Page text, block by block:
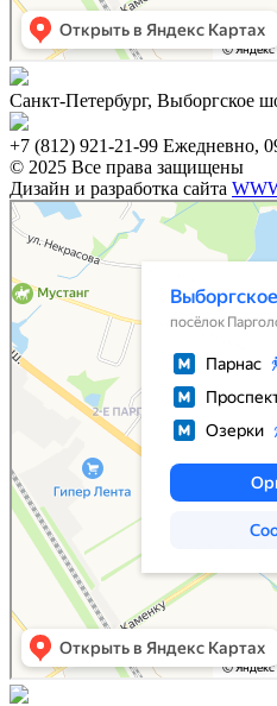
Санкт-Петербург, Выборгское
+7 (812) 921-21-99 Ежедневно,
© 2025 Все права защищены
Дизайн и разработка сайта